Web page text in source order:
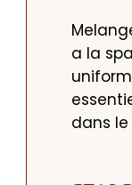
a la
dans